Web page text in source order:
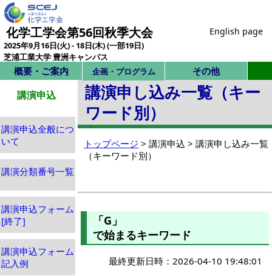
化学工学会第56回秋季大会
2025年9月16日(火) - 18日(木) (一部19日)
芝浦工業大学 豊洲キャンパス
English page
概要・ご案内 企画・プログラム その他
講演申込
講演申込全般につ
いて
講演分類番号一覧
講演申込フォーム
[終了]
講演申込フォーム
記入例
講演申し込み一覧（キー
ワード別）
トップページ > 講演申込 > 講演申し込み一覧
（キーワード別）
「G」
で始まるキーワード
最終更新日時：2026-04-10 19:48:01